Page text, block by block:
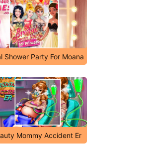
Shower Party For Moana
Mommy Accident Er